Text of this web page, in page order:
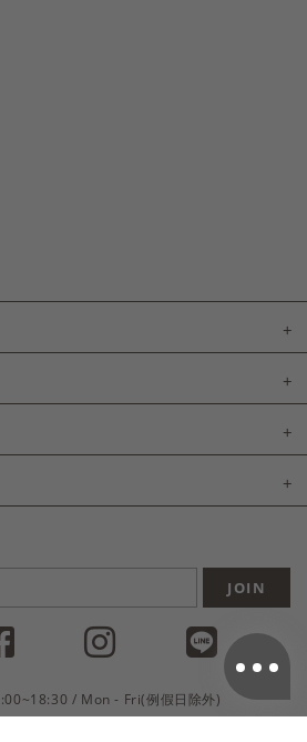
JOIN
/ Mon - Fri(例假日除外)